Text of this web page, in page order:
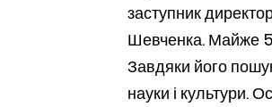
заступник
Шевченка. Майже 50
Завдяки його
науки і культури.